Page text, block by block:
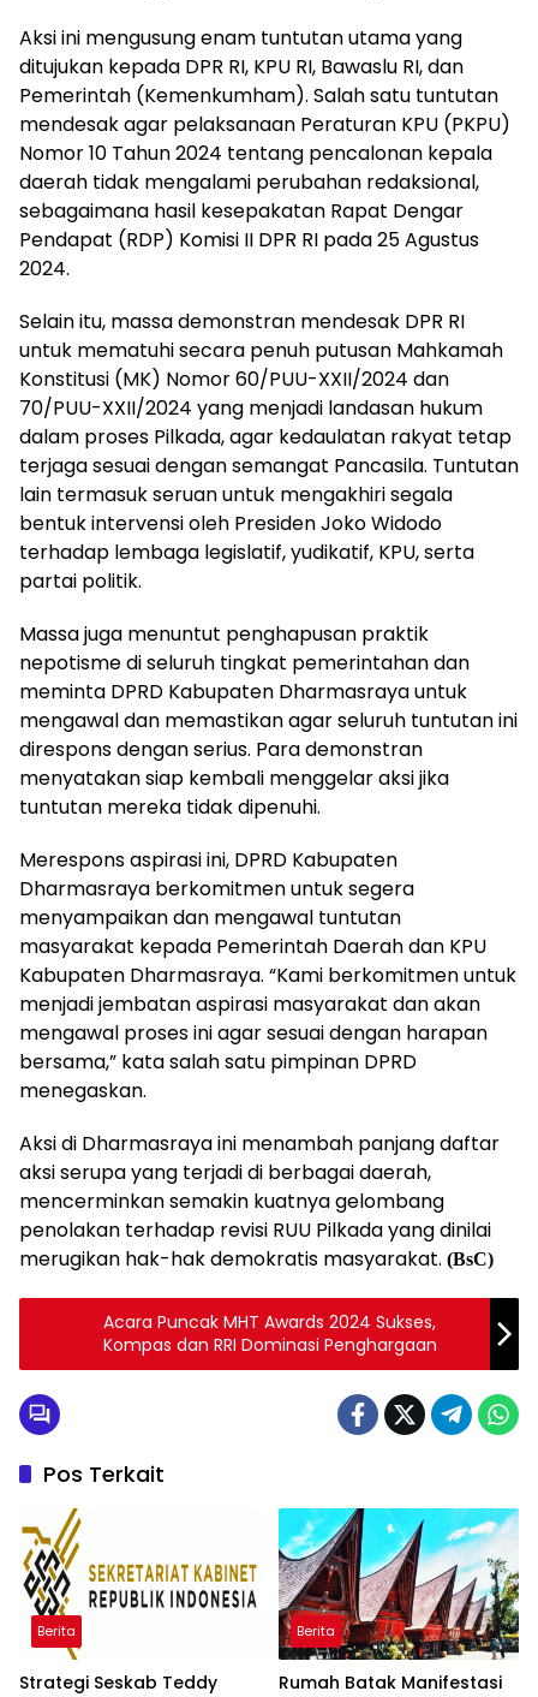
Aksi ini mengusung enam tuntutan utama yang
ditujukan kepada DPR RI, KPU RI, Bawaslu RI, dan
Pemerintah (Kemenkumham). Salah satu tuntutan
mendesak agar pelaksanaan Peraturan KPU (PKPU)
Nomor 10 Tahun 2024 tentang pencalonan kepala
daerah tidak mengalami perubahan redaksional,
sebagaimana hasil kesepakatan Rapat Dengar
Pendapat (RDP) Komisi II DPR RI pada 25 Agustus
2024.
Selain itu, massa demonstran mendesak DPR RI
untuk mematuhi secara penuh putusan Mahkamah
Konstitusi (MK) Nomor 60/PUU-XXII/2024 dan
70/PUU-XXII/2024 yang menjadi landasan hukum
dalam proses Pilkada, agar kedaulatan rakyat tetap
terjaga sesuai dengan semangat Pancasila. Tuntutan
lain termasuk seruan untuk mengakhiri segala
bentuk intervensi oleh Presiden Joko Widodo
terhadap lembaga legislatif, yudikatif, KPU, serta
partai politik.
Massa juga menuntut penghapusan praktik
nepotisme di seluruh tingkat pemerintahan dan
meminta DPRD Kabupaten Dharmasraya untuk
mengawal dan memastikan agar seluruh tuntutan ini
direspons dengan serius. Para demonstran
menyatakan siap kembali menggelar aksi jika
tuntutan mereka tidak dipenuhi.
Merespons aspirasi ini, DPRD Kabupaten
Dharmasraya berkomitmen untuk segera
menyampaikan dan mengawal tuntutan
masyarakat kepada Pemerintah Daerah dan KPU
Kabupaten Dharmasraya. “Kami berkomitmen untuk
menjadi jembatan aspirasi masyarakat dan akan
mengawal proses ini agar sesuai dengan harapan
bersama,” kata salah satu pimpinan DPRD
menegaskan.
Aksi di Dharmasraya ini menambah panjang daftar
aksi serupa yang terjadi di berbagai daerah,
mencerminkan semakin kuatnya gelombang
penolakan terhadap revisi RUU Pilkada yang dinilai
merugikan hak-hak demokratis masyarakat. (BsC)
Acara Puncak MHT Awards 2024 Sukses,
Kompas dan RRI Dominasi Penghargaan
Pos Terkait
Berita
Strategi Seskab Teddy
Berita
Rumah Batak Manifestasi